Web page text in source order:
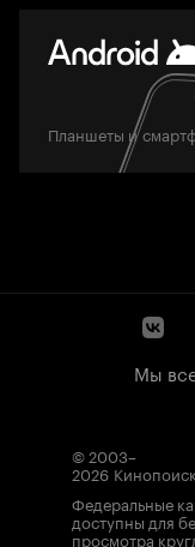
Планшеты и
Мы
© 2003–
2026 Кинопоиск
Федеральные
доступны для
просмотра